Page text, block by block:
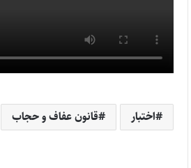
اختبار قانون عفاف و حجاب